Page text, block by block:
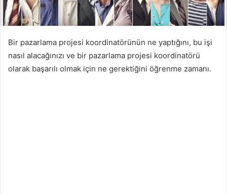
Bir pazarlama projesi koordinatörünün ne yaptığını, bu işi
nasıl alacağınızı ve bir pazarlama projesi koordinatörü
olarak başarılı olmak için ne gerektiğini öğrenme zamanı.